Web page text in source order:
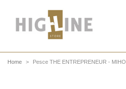
Home > Pesce THE ENTREPRENEUR - MIHO